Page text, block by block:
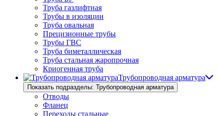
Труба газлифтная
Трубы в изоляции
Труба овальная
Прецизионные трубы
Трубы ГВС
Труба биметаллическая
Труба стальная жаропрочная
Криогенная труба
Трубопроводная арматура
Показать подразделы: Трубопроводная арматура
Отводы
Фланец
Переходы стальные